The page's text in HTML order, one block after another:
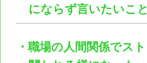
にならず言いたいこ
・職場の人間関係でス